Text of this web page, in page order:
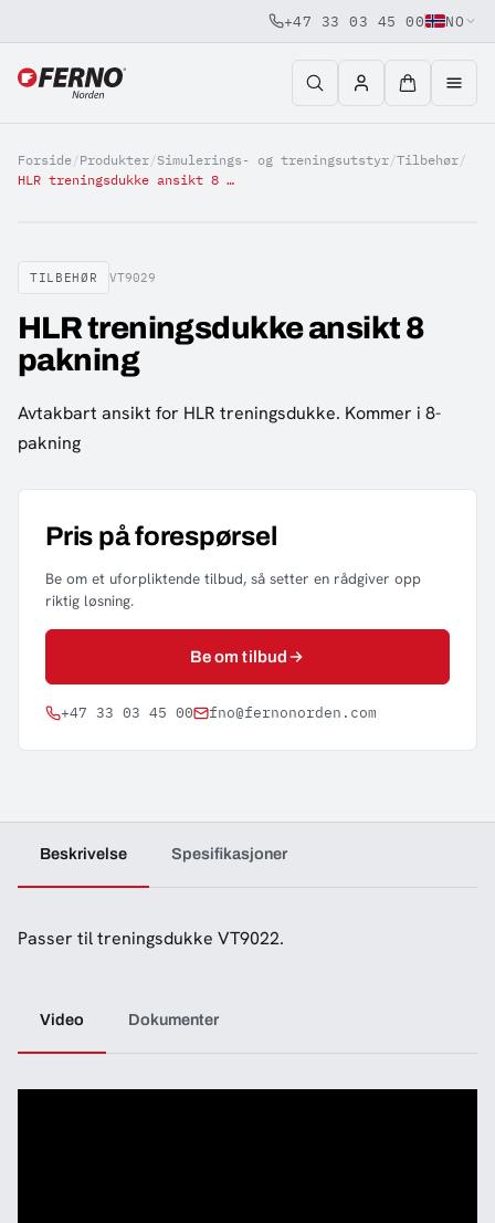
Jump to content
+47 33 03 45 00 NO
Forside/Produkter/Simulerings- og treningsutstyr/Tilbehør/
HLR treningsdukke ansikt 8 pakning
TILBEHØR VT9029
HLR treningsdukke ansikt 8
pakning
Avtakbart ansikt for HLR treningsdukke. Kommer i 8-
pakning
Pris på forespørsel
Be om et uforpliktende tilbud, så setter en rådgiver opp
riktig løsning.
Be om tilbud
+47 33 03 45 00 fno@fernonorden.com
Beskrivelse Spesifikasjoner
Passer til treningsdukke VT9022.
Video Dokumenter